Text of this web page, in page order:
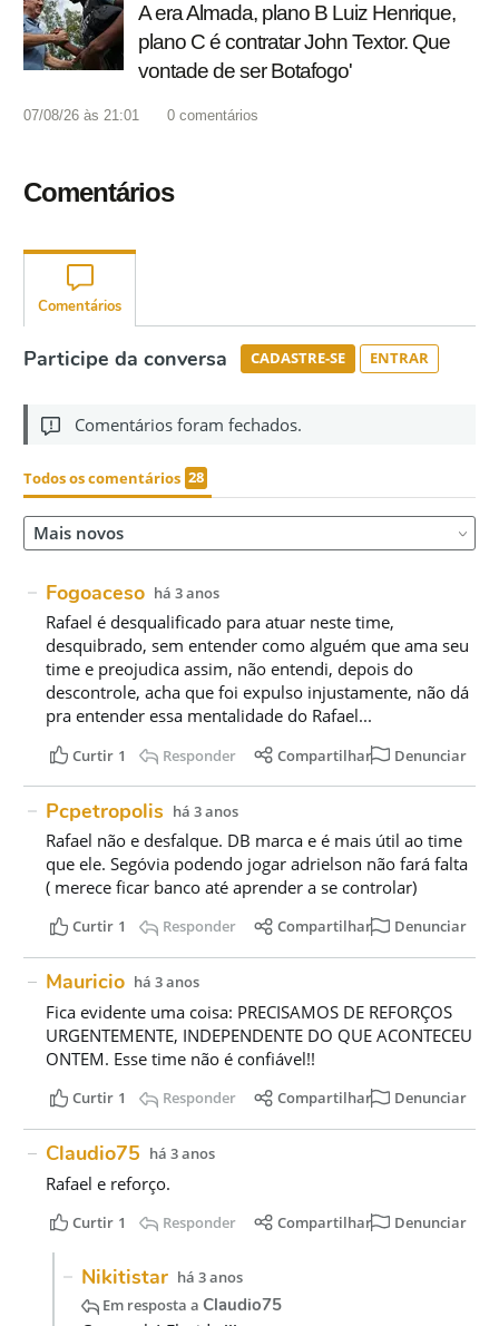
A era Almada, plano B Luiz Henrique,
plano C é contratar John Textor. Que
vontade de ser Botafogo'
07/08/26 às 21:01 0 comentários
Comentários